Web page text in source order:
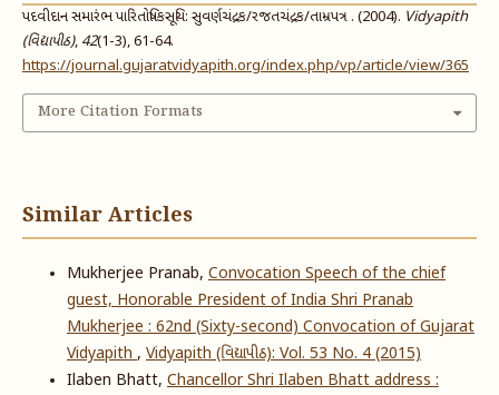
પદવીદાન સમારંભ પારિતોષિકસૂચિ: સુવર્ણચંદ્રક/રજતચંદ્રક/તામ્રપત્ર . (2004). Vidyapith
(વિદ્યાપીઠ), 42(1-3), 61-64.
https://journal.gujaratvidyapith.org/index.php/vp/article/view/365
More Citation Formats
Similar Articles
Mukherjee Pranab, Convocation Speech of the chief
guest, Honorable President of India Shri Pranab
Mukherjee : 62nd (Sixty-second) Convocation of Gujarat
Vidyapith , Vidyapith (વિદ્યાપીઠ): Vol. 53 No. 4 (2015)
Ilaben Bhatt, Chancellor Shri Ilaben Bhatt address :